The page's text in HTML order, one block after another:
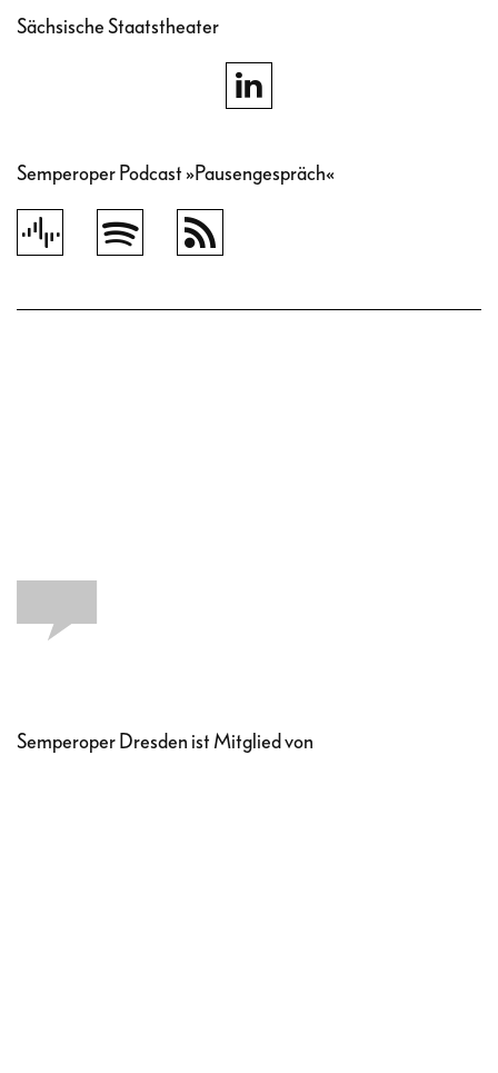
Sächsische Staatstheater
Semperoper Podcast »Pausengespräch«
Semperoper Dresden ist Mitglied von